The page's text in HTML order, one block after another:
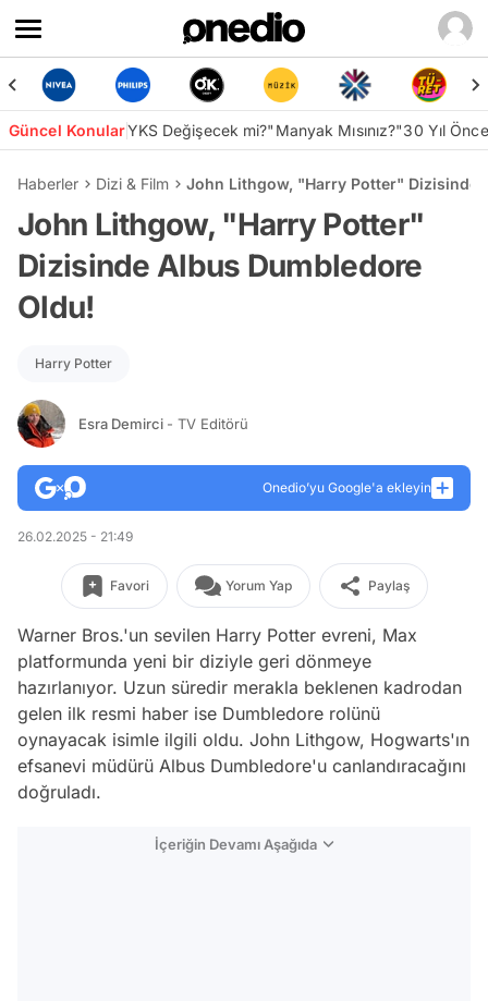
Güncel KonularYKS Değişecek mi?"Manyak Mısınız?"30 Yıl
Haberler Dizi & Film John Lithgow, "Harry Potter" Dizisinde
John Lithgow, "Harry Potter"
Dizisinde Albus Dumbledore
Oldu!
Harry Potter
Esra Demirci - TV Editörü
Onedio’yu Google'a ekleyin
26.02.2025 - 21:49
Favori Yorum Yap Paylaş
Warner Bros.'un sevilen Harry Potter evreni, Max
platformunda yeni bir diziyle geri dönmeye
hazırlanıyor. Uzun süredir merakla beklenen kadrodan
gelen ilk resmi haber ise Dumbledore rolünü
oynayacak isimle ilgili oldu. John Lithgow, Hogwarts'ın
efsanevi müdürü Albus Dumbledore'u canlandıracağını
doğruladı.
İçeriğin Devamı Aşağıda